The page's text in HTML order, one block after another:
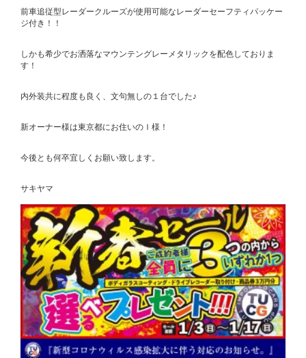
前車追従型レーダークルーズが使用可能なレーダーセーフティパッケー
ジ付き！！
しかも希少でお洒落なマウンテングレーメタリックを配色しておりま
す！
内外装共に程度も良く、文句無しの１台でした♪
新オーナー様は東京都にお住いのＩ様！
今後とも何卒宜しくお願い致します。
サキヤマ